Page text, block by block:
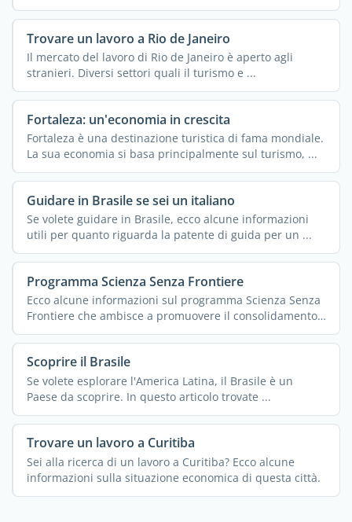
Trovare un lavoro a Rio de Janeiro
Il mercato del lavoro di Rio de Janeiro è aperto agli
stranieri. Diversi settori quali il turismo e ...
Fortaleza: un'economia in crescita
Fortaleza è una destinazione turistica di fama mondiale.
La sua economia si basa principalmente sul turismo, ...
Guidare in Brasile se sei un italiano
Se volete guidare in Brasile, ecco alcune informazioni
utili per quanto riguarda la patente di guida per un ...
Programma Scienza Senza Frontiere
Ecco alcune informazioni sul programma Scienza Senza
Frontiere che ambisce a promuovere il consolidamento,
...
Scoprire il Brasile
Se volete esplorare l'America Latina, il Brasile è un
Paese da scoprire. In questo articolo trovate ...
Trovare un lavoro a Curitiba
Sei alla ricerca di un lavoro a Curitiba? Ecco alcune
informazioni sulla situazione economica di questa città.